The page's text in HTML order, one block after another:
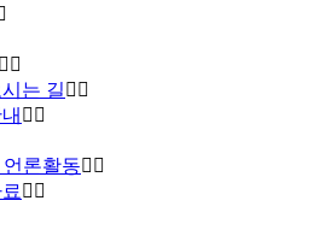
는 길
론활동